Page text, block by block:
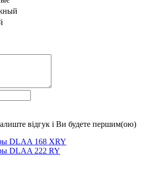
відгук і Ви будете першим(ою)
DLAA 168 XRY
DLAA 222 RY